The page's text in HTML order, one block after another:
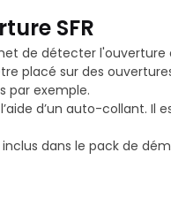
SFR
de détecter
placé sur des
par exemple.
d’un auto-collant.
dans le pack de